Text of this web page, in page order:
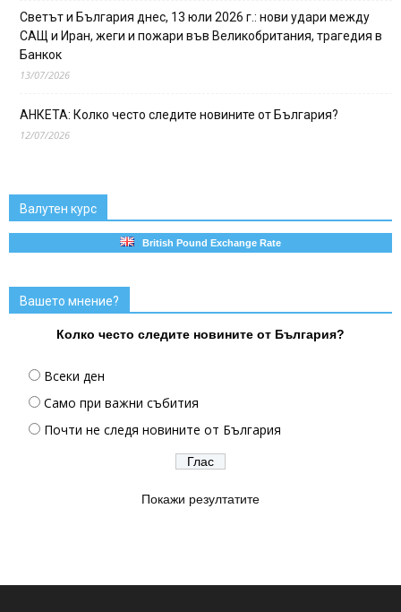
Светът и България днес, 13 юли 2026 г.: нови удари между
САЩ и Иран, жеги и пожари във Великобритания, трагедия в
Банкок
13/07/2026
АНКЕТА: Колко често следите новините от България?
12/07/2026
Валутен курс
British Pound Exchange Rate
Вашето мнение?
Колко често следите новините от България?
Всеки ден
Само при важни събития
Почти не следя новините от България
Покажи резултатите